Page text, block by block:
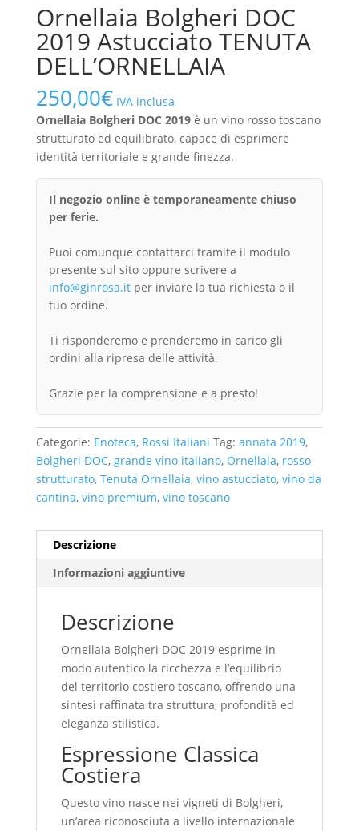
Ornellaia Bolgheri DOC
2019 Astucciato TENUTA
DELL’ORNELLAIA
250,00€ IVA inclusa
Ornellaia Bolgheri DOC 2019è un vino rosso toscano
strutturato ed equilibrato, capace di esprimere
identità territoriale e grande finezza.
Il negozio online è temporaneamente chiuso
per ferie.
Puoi comunque contattarci tramite il modulo
presente sul sito oppure scrivere a
info@ginrosa.itper inviare la tua richiesta o il
tuo ordine.
Ti risponderemo e prenderemo in carico gli
ordini alla ripresa delle attività.
Grazie per la comprensione e a presto!
Categorie: Enoteca, Rossi Italiani Tag: annata 2019,
Bolgheri DOC, grande vino italiano, Ornellaia, rosso
strutturato, Tenuta Ornellaia, vino astucciato, vino da
cantina, vino premium, vino toscano
Descrizione
Informazioni aggiuntive
Descrizione
Ornellaia Bolgheri DOC 2019 esprime in
modo autentico la ricchezza e l’equilibrio
del territorio costiero toscano, offrendo una
sintesi raffinata tra struttura, profondità ed
eleganza stilistica.
Espressione Classica
Costiera
Questo vino nasce nei vigneti di Bolgheri,
un’area riconosciuta a livello internazionale